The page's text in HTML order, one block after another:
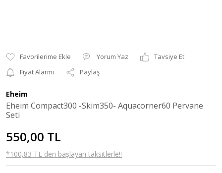
Yorum Yaz
Tavsiye Et
Fiyat Alarmı
Paylaş
Eheim
Eheim Compact300 -Skim350- Aquacorner60 Pervane
Seti
550,00 TL
*100,83 TL den başlayan taksitlerle!!